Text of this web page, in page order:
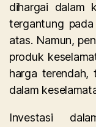
dihargai dalam
tergantung
atas. Namun,
produk
harga terendah,
dalam
Investasi